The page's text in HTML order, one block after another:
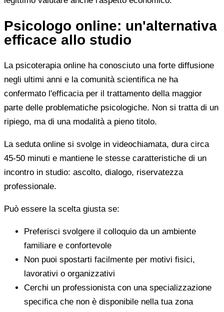
Psicologo online: un'alternativa
efficace allo studio
La psicoterapia online ha conosciuto una forte diffusione
negli ultimi anni e la comunità scientifica ne ha
confermato l'efficacia per il trattamento della maggior
parte delle problematiche psicologiche. Non si tratta di un
ripiego, ma di una modalità a pieno titolo.
La seduta online si svolge in videochiamata, dura circa
45-50 minuti e mantiene le stesse caratteristiche di un
incontro in studio: ascolto, dialogo, riservatezza
professionale.
Può essere la scelta giusta se:
Preferisci svolgere il colloquio da un ambiente
familiare e confortevole
Non puoi spostarti facilmente per motivi fisici,
lavorativi o organizzativi
Cerchi un professionista con una specializzazione
specifica che non è disponibile nella tua zona